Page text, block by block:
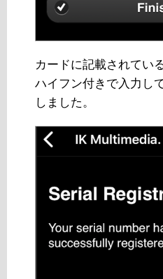
カードに記載されてい
ハイフン付きで入力し
しました。